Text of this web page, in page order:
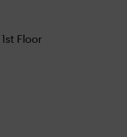
Floor